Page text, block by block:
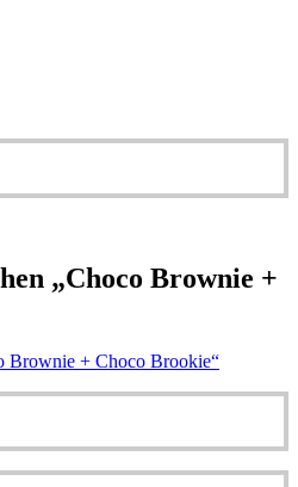
„Choco Brownie +
+ Choco Brookie“